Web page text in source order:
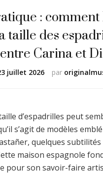
:
taille des
Carina et
par
juillet 2026
d’espadrilles peut
s’agit de modèles
quelques
maison espagnole
pour son savoir-faire